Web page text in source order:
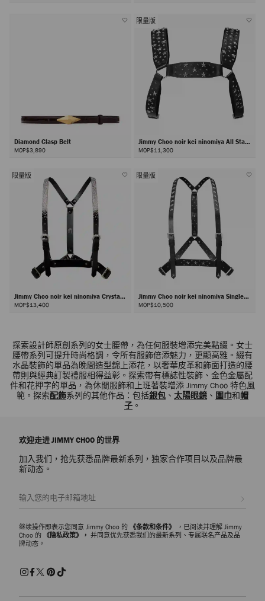
Diamond Clasp Belt
MOP$3,890
限量版
Jimmy Choo noir kei ninomiya All Stars
Harness
MOP$11,300
限量版
Jimmy Choo noir kei ninomiya Crystals
Harness
MOP$13,400
限量版
Jimmy Choo noir kei ninomiya Single
Star Harness
MOP$10,500
探索設計師原創系列的女士腰帶，為任何服裝增添完美點綴。女士
腰帶系列可提升時尚格調，令所有服飾倍添魅力，更顯高雅。綴有
水晶裝飾的單品為晚間造型錦上添花，以奢華皮革和飾面打造的腰
帶則與經典訂製禮服相得益彰。探索帶有標誌性裝飾、金色金屬配
件和花押字的單品，為休閒服飾和上班著裝增添 Jimmy Choo 特色風
範。探索配飾系列的其他作品：包括銀包 、 太陽眼鏡 、 圍巾和帽
子 。
欢迎走进 JIMMY CHOO 的世界
加入我们，抢先获悉品牌最新系列，独家合作项目以及品牌最
新动态。
继续操作即表示您同意 Jimmy Choo 的 《条款和条件》
，已阅读并理解 Jimmy
Choo 的 《隐私政策》， 并同意优先获悉我们的最新系列、专属联名产品及品
牌动态。